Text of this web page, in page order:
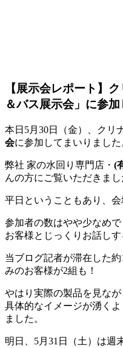
【展示会レポート】
＆バス展示会」に参加
本日5月30日（金）、クリ
会に参加してまいりました
弊社 家の水回り専門店・ (
んの方にご覧いただきまし
平日ということもあり、
参加者の数はやや少なめ
お客様とじっくりお話しす
当ブログ記者が滞在した
みのお客様が2組も！
やはり実際の製品を見な
具体的なイメージが湧く
ました。
明日、5月31日（土）は週